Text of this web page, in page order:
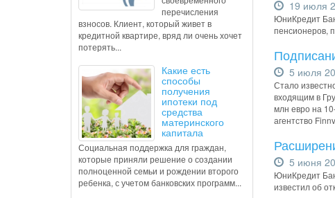
перечисления
взносов. Клиент, который живет в
кредитной квартире, вряд ли очень хочет
потерять...
Какие есть
способы
получения
ипотеки под
средства
материнского
капитала
Социальная поддержка для граждан,
которые приняли решение о создании
полноценной семьи и рождении второго
ребенка, с учетом банковских программ...
19 июля
ЮниКредит
пенсионеров,
5 июля
Стало
входящим в
млн евро на
агентство
5 июня
ЮниКредит
известил об